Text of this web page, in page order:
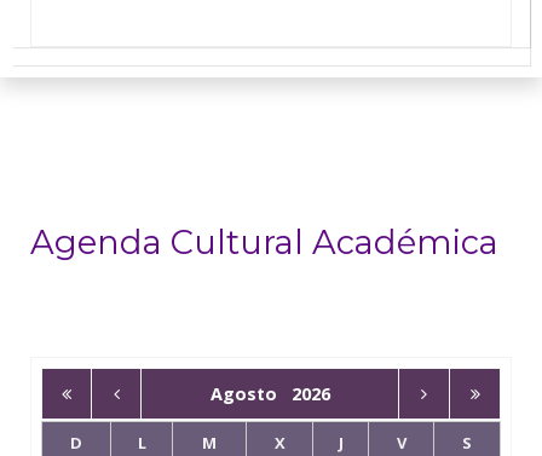
Agenda Cultural Académica
Agosto 2026
D L M X J V
S